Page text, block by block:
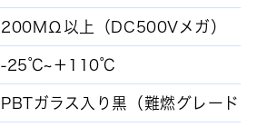
200MΩ以上（DC500Vメガ）
-25℃~＋110℃
PBTガラス入り黒（難燃グレード